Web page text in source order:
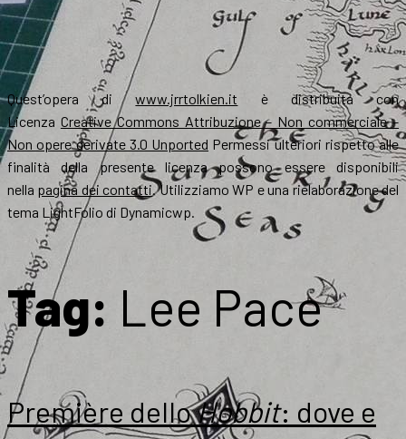
Quest’opera diwww.jrrtolkien.it è distribuita con
Licenza Creative Commons Attribuzione – Non commerciale –
Non opere derivate 3.0 Unported Permessi ulteriori rispetto alle
finalità della presente licenza possono essere disponibili
nella pagina dei contatti. Utilizziamo WP e una rielaborazione del
tema LightFolio di Dynamicwp.
Tag: Lee Pace
Première delloHobbit: dove e